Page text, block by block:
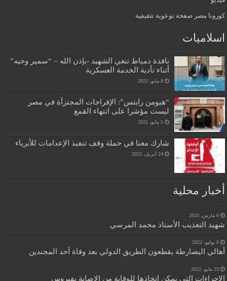
كورونا مصر صفحة توعوية تثقيفية
اسلاميات
نافذة دمياط تنعي الشهيد -بإذن الله – “سمير وجيه”
أثناء تأدية الخدمة العسكرية
8 مايو، 2022
“هيومن رايتس”: الإفراجات المجتزأة في مصر
ليست مؤشرا على انتهاء القمع
5 مايو، 2022
شارك معنا في حملة وقف تنفيذ الإعدامات للأبرياء
24 أبريل، 2022
أخبار محلية
6 مارس، 2023
شهيد التعذيب الأستاذ محمد المرسي
6 يوليو، 2022
أهالي البصارطة يقطعون الطريق الدولي بعد وفاة أحد المجندين
23 مايو، 2022
الإجراءات التي يمكن اتخاذها للوقاية من الإصابة بفيروس